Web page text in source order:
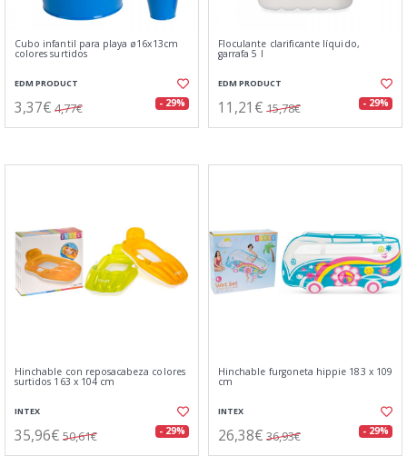
Cubo infantil para playa ø16x13cm
colores surtidos
EDM PRODUCT
3,37€ 4,77€ - 29%
Floculante clarificante líquido,
garrafa 5 l
EDM PRODUCT
11,21€ 15,78€ - 29%
Hinchable con reposacabeza colores
surtidos 163 x 104 cm
INTEX
35,96€ 50,61€ - 29%
Hinchable furgoneta hippie 183 x 109
cm
INTEX
26,38€ 36,93€ - 29%